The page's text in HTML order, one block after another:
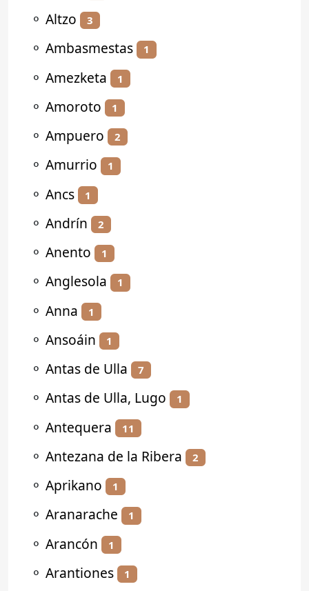
⚬ Altzo 3
⚬ Ambasmestas 1
⚬ Amezketa 1
⚬ Amoroto 1
⚬ Ampuero 2
⚬ Amurrio 1
⚬ Ancs 1
⚬ Andrín 2
⚬ Anento 1
⚬ Anglesola 1
⚬ Anna 1
⚬ Ansoáin 1
⚬ Antas de Ulla 7
⚬ Antas de Ulla, Lugo 1
⚬ Antequera 11
⚬ Antezana de la Ribera 2
⚬ Aprikano 1
⚬ Aranarache 1
⚬ Arancón 1
⚬ Arantiones 1